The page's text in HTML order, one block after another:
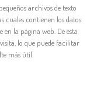
archivos de texto
cuales contienen los datos
en la página web. De esta
lo que puede facilitar
más útil.